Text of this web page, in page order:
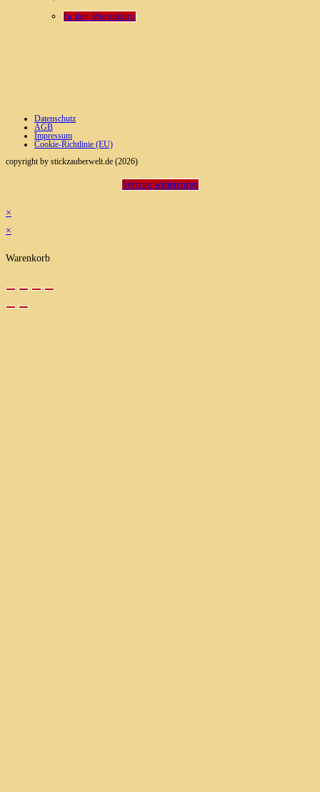
In den Warenkorb
Datenschutz
AGB
Impressum
Cookie-Richtlinie (EU)
copyright by stickzauberwelt.de (2026)
Vertrag widerrufen
×
×
Warenkorb